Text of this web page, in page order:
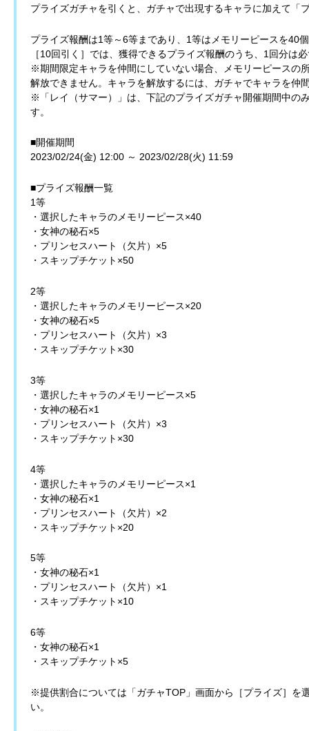
プライズガチャを引くと、ガチャで出現するキャラに加えて「
プライズ報酬は1等～6等まであり、1等はメモリーピースを40
［10回引く］では、獲得できるプライズ報酬のうち、1回分は
※期間限定キャラを仲間にしていない場合、メモリーピースの
解放できません。キャラを解放するには、ガチャでキャラを仲
※「レイ（サマー）」は、下記のプライズガチャ開催期間中の
す。
■開催期間
2023/02/24(金) 12:00 ～ 2023/02/28(火) 11:59
■プライズ報酬一覧
1等
・選択したキャラのメモリーピース×40
・女神の秘石×5
・プリンセスハート（欠片）×5
・スキップチケット×50
2等
・選択したキャラのメモリーピース×20
・女神の秘石×5
・プリンセスハート（欠片）×3
・スキップチケット×30
3等
・選択したキャラのメモリーピース×5
・女神の秘石×1
・プリンセスハート（欠片）×3
・スキップチケット×30
4等
・選択したキャラのメモリーピース×1
・女神の秘石×1
・プリンセスハート（欠片）×2
・スキップチケット×20
5等
・女神の秘石×1
・プリンセスハート（欠片）×1
・スキップチケット×10
6等
・女神の秘石×1
・スキップチケット×5
※提供割合については「ガチャTOP」画面から［プライズ］を
い。